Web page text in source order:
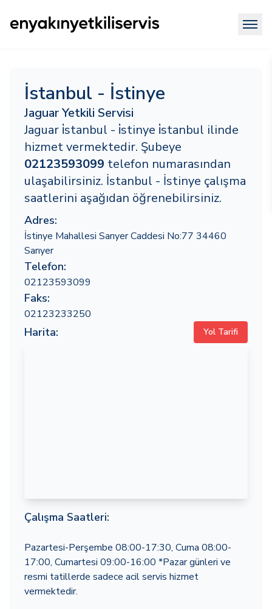
İstanbul - İstinye
Jaguar Yetkili Servisi
Jaguar i̇stanbul - i̇stinye i̇stanbul ilinde
hizmet vermektedir. Şubeye
02123593099 telefon numarasından
ulaşabilirsiniz. İstanbul - İstinye çalışma
saatlerini aşağıdan öğrenebilirsiniz.
Adres:
İstinye Mahallesi Sarıyer Caddesi No:77 34460
Sarıyer
Telefon:
02123593099
Faks:
02123233250
Harita: Yol Tarifi
Çalışma Saatleri:
Pazartesi-Perşembe 08:00-17:30, Cuma 08:00-
17:00, Cumartesi 09:00-16:00 *Pazar günleri ve
resmi tatillerde sadece acil servis hizmet
vermektedir.